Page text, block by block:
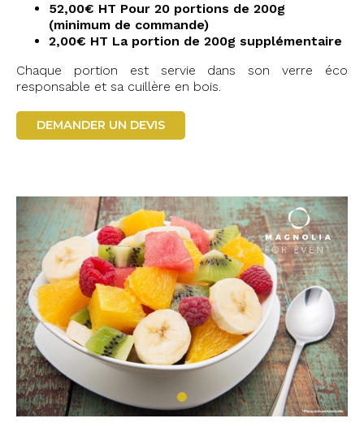
52,00€ HT Pour 20 portions de 200g
(minimum de commande)
2,00€ HT La portion de 200g supplémentaire
Chaque portion est servie dans son verre éco
responsable et sa cuillère en bois.
DEMANDER UN DEVIS